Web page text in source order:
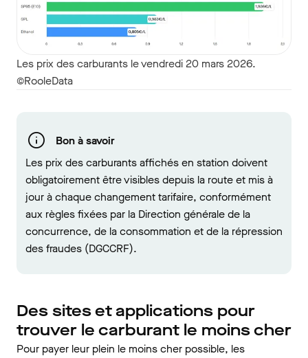
Les prix des carburants le vendredi 20 mars 2026.
©RooleData
Bon à savoir
Les prix des carburants affichés en station doivent
obligatoirement être visibles depuis la route et mis à
jour à chaque changement tarifaire, conformément
aux règles fixées par la Direction générale de la
concurrence, de la consommation et de la répression
des fraudes (DGCCRF).
Des sites et applications pour
trouver le carburant le moins cher
Pour payer leur plein le moins cher possible, les